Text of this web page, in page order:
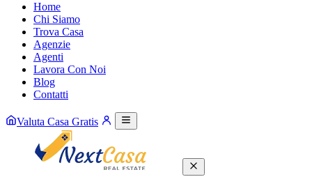
Home
Chi Siamo
Trova Casa
Agenzie
Agenti
Lavora Con Noi
Blog
Contatti
Valuta Casa Gratis